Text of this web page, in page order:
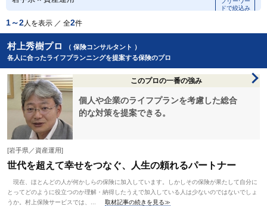
ドで絞込み
1～2人を表示 ／ 全2件
村上秀樹プロ
（ 保険コンサルタント ）
各人に合ったライフプランニングを提案する保険のプロ
このプロの一番の強み
個人や企業のライフプランを考慮した総合
的な対策を提案できる。
[岩手県／資産運用]
世代を超えて幸せをつなぐ、人生の頼れるパートナー
現在、ほとんどの人が何かしらの保険に加入しています。しかしその保険が果たして自分に
とってどのように役立つのか理解・納得したうえで加入している人は少ないのではないでしょ
うか。村上保険サービスでは、...
取材記事の続きを見る≫